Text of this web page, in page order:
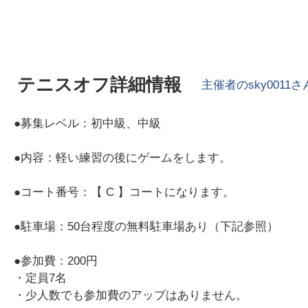
テニスオフ詳細情報 主催者のsky0011さ
●募集レベル：初中級、中級
●内容：軽い練習の後にゲームをします。
●コート番号：【 C 】コートになります。
●駐車場：50台程度の無料駐車場あり（下記参照）
●参加費：200円
・定員7名
・少人数でも参加費のアップはありません。